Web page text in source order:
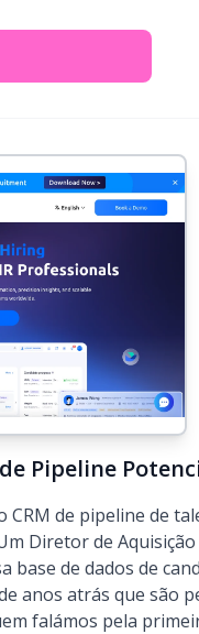
Pipeline
CRM de pipeline de
Diretor de
base de dados de
anos atrás que são
falámos pela